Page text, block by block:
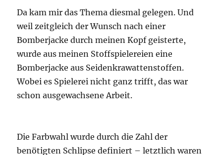
Da kam mir das Thema diesmal gelegen. Und
weil zeitgleich der Wunsch nach einer
Bomberjacke durch meinen Kopf geisterte,
wurde aus meinen Stoffspielereien eine
Bomberjacke aus Seidenkrawattenstoffen.
Wobei es Spielerei nicht ganz trifft, das war
schon ausgewachsene Arbeit.
Die Farbwahl wurde durch die Zahl der
benötigten Schlipse definiert – letztlich waren